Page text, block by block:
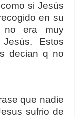
si Jesús
en su
no era muy
Estos
decian q no
que nadie
sufrio de